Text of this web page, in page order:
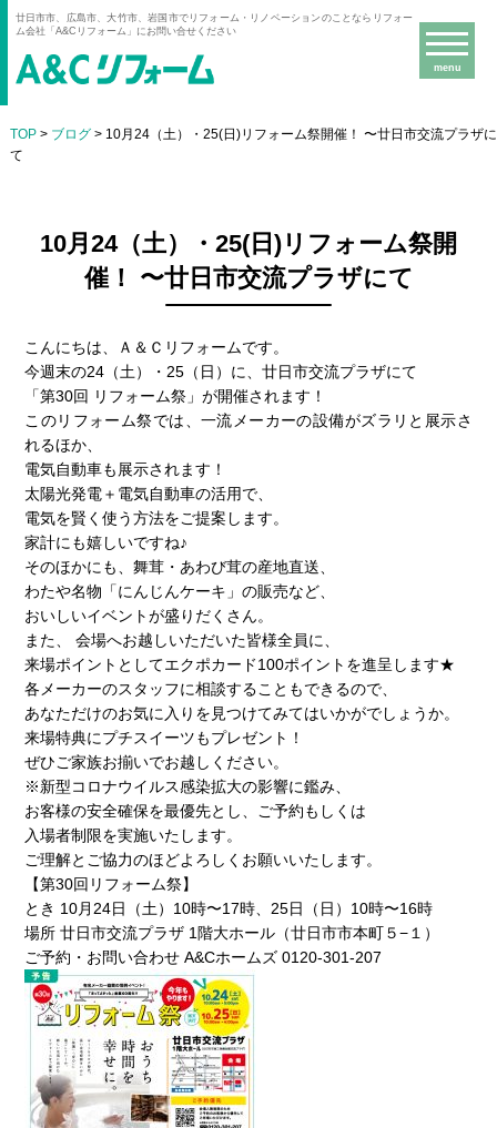
廿日市市、広島市、大竹市、岩国市でリフォーム・リノベーションのことならリフォー
ム会社「A&Cリフォーム」にお問い合せください
menu
TOP> ブログ> 10月24（土）・25(日)リフォーム祭開催！ 〜廿日市交流プラザに
て
10月24（土）・25(日)リフォーム祭開
催！ 〜廿日市交流プラザにて
こんにちは、Ａ＆Ｃリフォームです。
今週末の24（土）・25（日）に、廿日市交流プラザにて
「第30回 リフォーム祭」が開催されます！
このリフォーム祭では、一流メーカーの設備がズラリと展示さ
れるほか、
電気自動車も展示されます！
太陽光発電＋電気自動車の活用で、
電気を賢く使う方法をご提案します。
家計にも嬉しいですね♪
そのほかにも、舞茸・あわび茸の産地直送、
わたや名物「にんじんケーキ」の販売など、
おいしいイベントが盛りだくさん。
また、 会場へお越しいただいた皆様全員に、
来場ポイントとしてエクポカード100ポイントを進呈します★
各メーカーのスタッフに相談することもできるので、
あなただけのお気に入りを見つけてみてはいかがでしょうか。
来場特典にプチスイーツもプレゼント！
ぜひご家族お揃いでお越しください。
※新型コロナウイルス感染拡大の影響に鑑み、
お客様の安全確保を最優先とし、ご予約もしくは
入場者制限を実施いたします。
ご理解とご協力のほどよろしくお願いいたします。
【第30回リフォーム祭】
とき 10月24日（土）10時〜17時、25日（日）10時〜16時
場所 廿日市交流プラザ 1階大ホール（廿日市市本町５−１）
ご予約・お問い合わせ A&Cホームズ 0120-301-207